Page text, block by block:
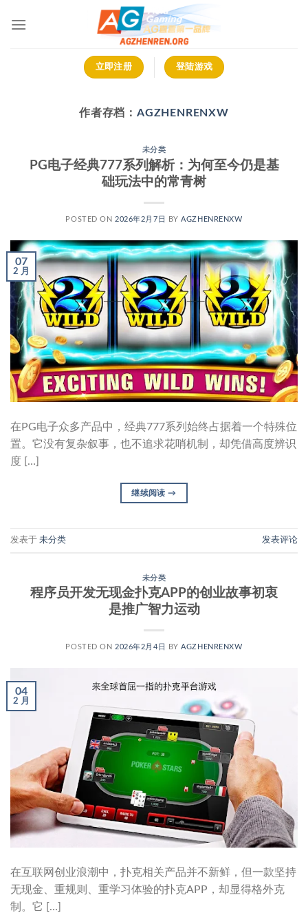
立即注册 登陆游戏
作者存档：AGZHENRENXW
未分类
PG电子经典777系列解析：为何至今仍是基
础玩法中的常青树
POSTED ON 2026年2月7日 BYAGZHENRENXW
07
2 月
在PG电子众多产品中，经典777系列始终占据着一个特殊位
置。它没有复杂叙事，也不追求花哨机制，却凭借高度辨识
度 […]
继续阅读→
发表于 未分类 发表评论
未分类
程序员开发无现金扑克APP的创业故事初衷
是推广智力运动
POSTED ON2026年2月4日 BYAGZHENRENXW
04
2 月
在互联网创业浪潮中，扑克相关产品并不新鲜，但一款坚持
无现金、重规则、重学习体验的扑克APP，却显得格外克
制。它 […]